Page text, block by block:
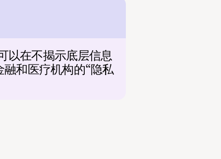
以在不揭示底层信息
和医疗机构的“隐私